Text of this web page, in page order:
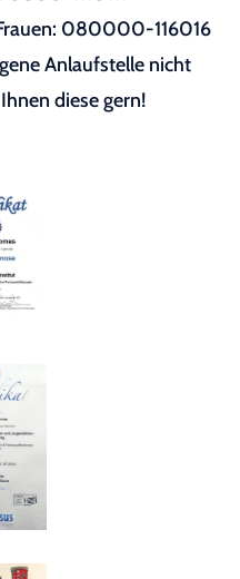
080000-116016
Anlaufstelle nicht
diese gern!